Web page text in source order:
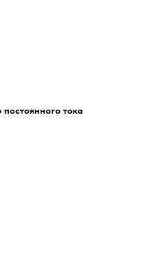
тока